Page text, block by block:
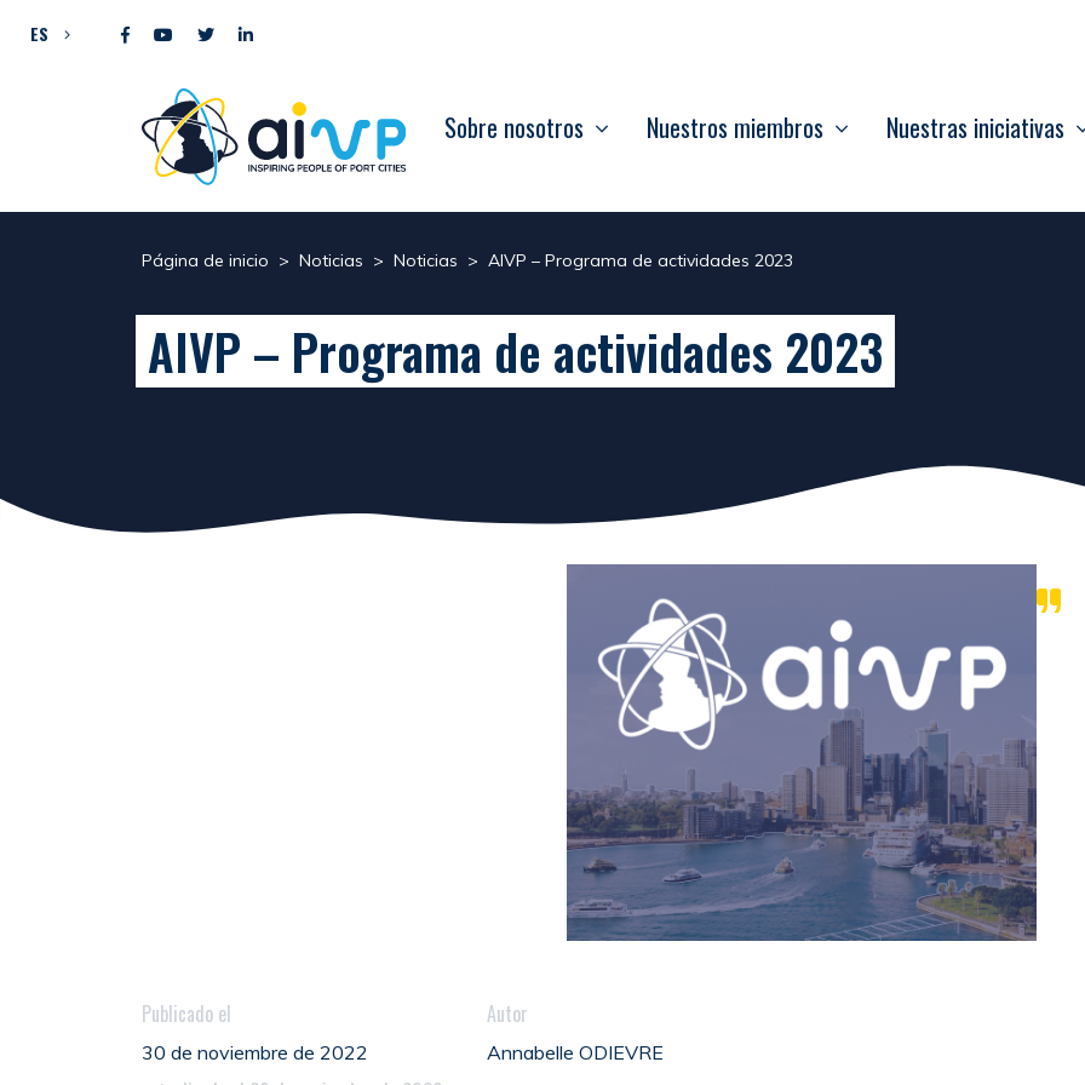
ES
Sobre nosotros Nuestros miembros Nuestras iniciativas
Página de inicio > Noticias > Noticias > AIVP – Programa de actividades 2023
AIVP – Programa de actividades 2023
Publicado el
30 de noviembre de 2022
Autor
Annabelle ODIEVRE